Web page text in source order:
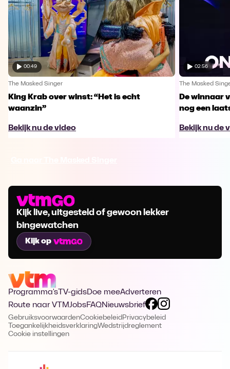
00:49
The Masked Singer
King Krab over winst: “Het is echt
waanzin”
Bekijk nu de video
02:56
The Masked
De winnaar
nog een
Bekijk nu de
Kijk live, uitgesteld of gewoon lekker
bingewatchen
Kijk op
Programma's TV-gidsDoe meeAdverteren
Route naar VTMJobsFAQNieuwsbrief
GebruiksvoorwaardenCookiebeleid Privacybeleid
ToegankelijkheidsverklaringWedstrijdreglement
Cookie instellingen